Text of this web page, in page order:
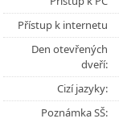
Přístup k internetu
Den otevřených
dveří:
Cizí jazyky:
Poznámka SŠ: